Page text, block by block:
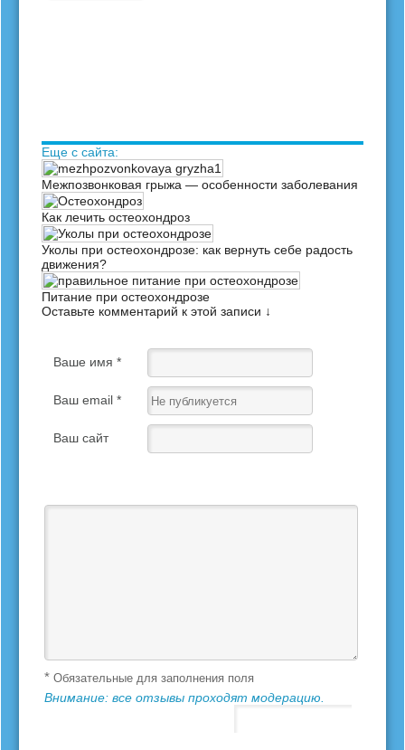
Еще с сайта:
Межпозвонковая грыжа — особенности заболевания
Как лечить остеохондроз
Уколы при остеохондрозе: как вернуть себе радость
движения?
Питание при остеохондрозе
Оставьте комментарий к этой записи ↓
Ваше имя *
Ваш email *
Ваш сайт
* Обязательные для заполнения поля
Внимание: все отзывы проходят модерацию.